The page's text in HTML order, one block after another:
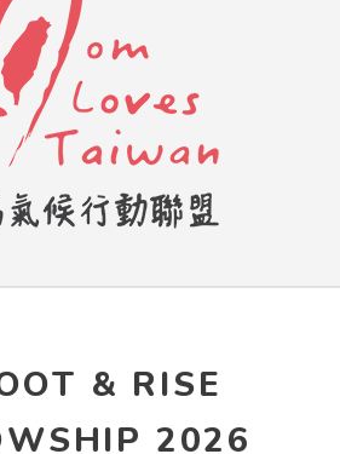
& RISE
2026